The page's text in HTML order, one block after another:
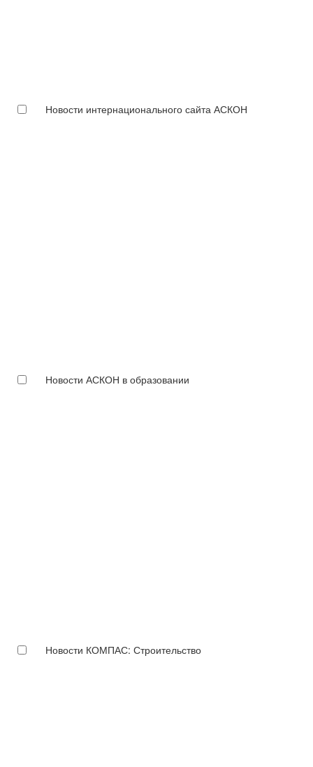
Новости интернационального сайта АСКОН
Новости АСКОН в образовании
Новости КОМПАС: Строительство